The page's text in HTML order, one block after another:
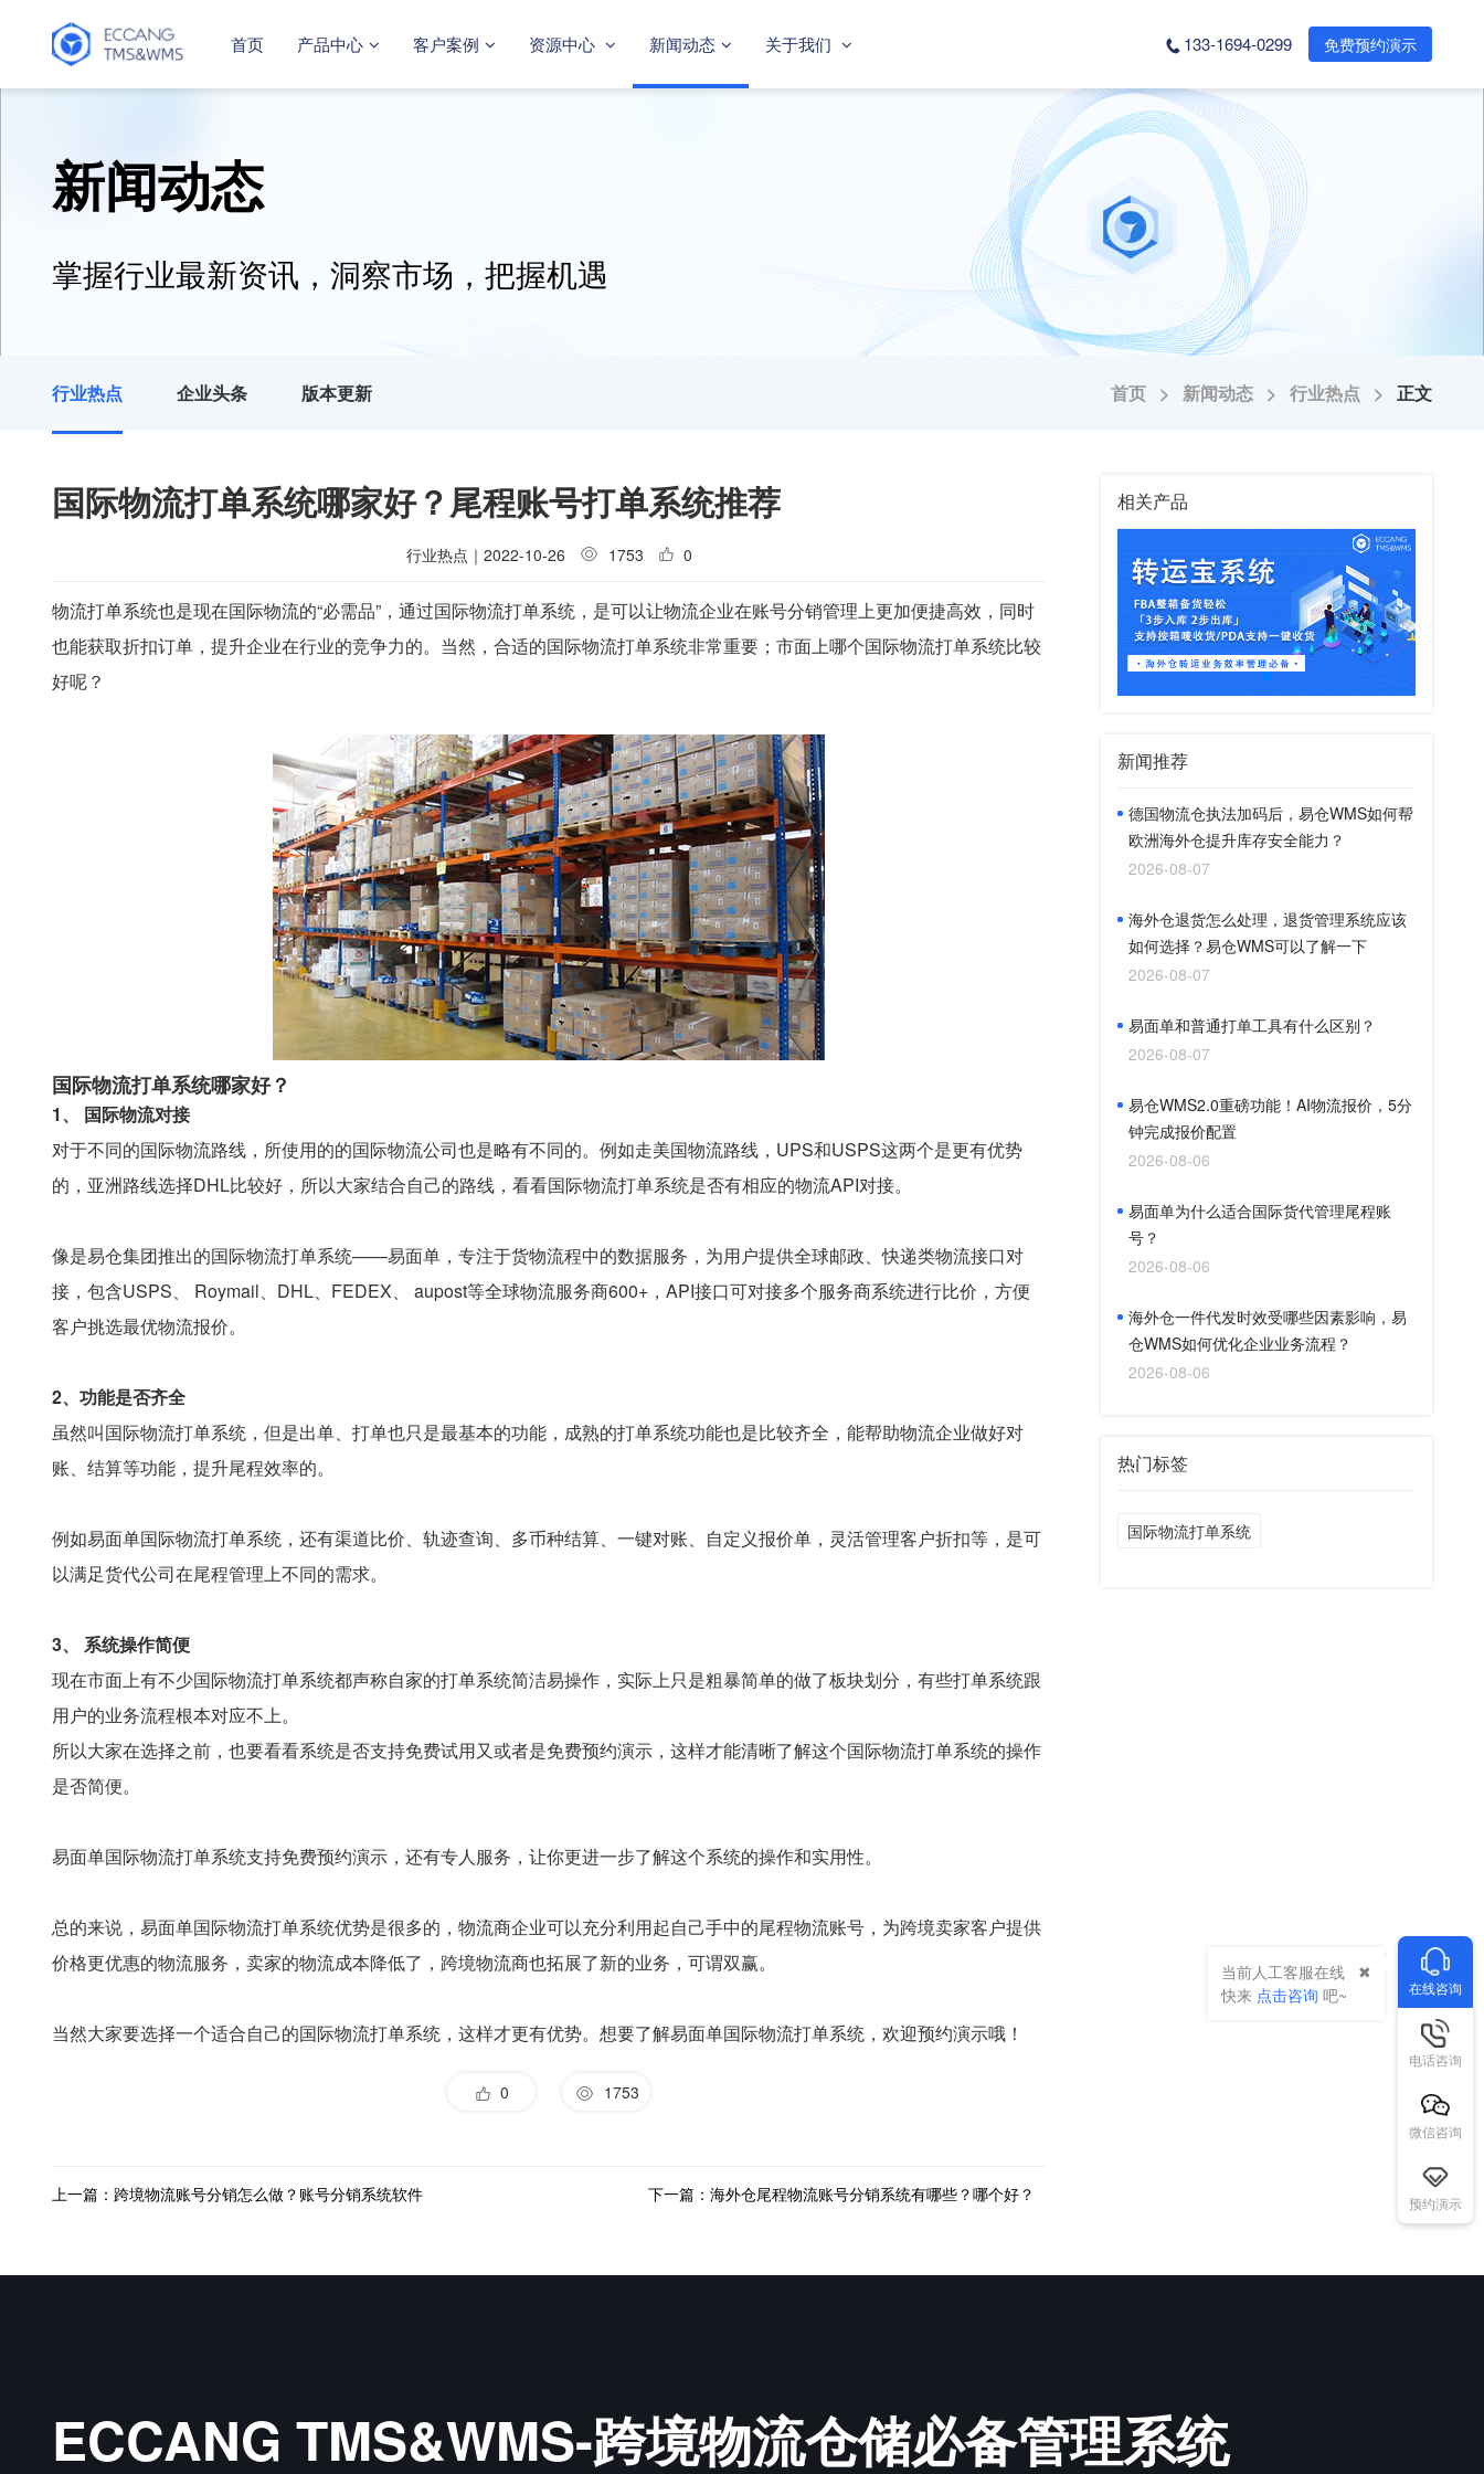
首页 产品中心 客户案例 资源中心 新闻动态 关于我们 133-1694-0299 免费预约演示
新闻动态
掌握行业最新资讯，洞察市场，把握机遇
行业热点 企业头条 版本更新 首页 > 新闻动态 > 行业热点 > 正文
国际物流打单系统哪家好？尾程账号打单系统推荐
行业热点 ｜ 2022-10-26 1753 0
物流打单系统也是现在国际物流的“必需品”，通过国际物流打单系统，是可以让物流企业在账号分销管理上更加便捷高效，同时
也能获取折扣订单，提升企业在行业的竞争力的。当然，合适的国际物流打单系统非常重要；市面上哪个国际物流打单系统比较
好呢？
国际物流打单系统哪家好？
1、 国际物流对接
对于不同的国际物流路线，所使用的的国际物流公司也是略有不同的。例如走美国物流路线，UPS和USPS这两个是更有优势
的，亚洲路线选择DHL比较好，所以大家结合自己的路线，看看国际物流打单系统是否有相应的物流API对接。
像是易仓集团推出的国际物流打单系统——易面单，专注于货物流程中的数据服务，为用户提供全球邮政、快递类物流接口对
接，包含USPS、 Roymail、DHL、FEDEX、 aupost等全球物流服务商600+，API接口可对接多个服务商系统进行比价，方便
客户挑选最优物流报价。
2、功能是否齐全
虽然叫国际物流打单系统，但是出单、打单也只是最基本的功能，成熟的打单系统功能也是比较齐全，能帮助物流企业做好对
账、结算等功能，提升尾程效率的。
例如易面单国际物流打单系统，还有渠道比价、轨迹查询、多币种结算、一键对账、自定义报价单，灵活管理客户折扣等，是可
以满足货代公司在尾程管理上不同的需求。
3、 系统操作简便
现在市面上有不少国际物流打单系统都声称自家的打单系统简洁易操作，实际上只是粗暴简单的做了板块划分，有些打单系统跟
用户的业务流程根本对应不上。
所以大家在选择之前，也要看看系统是否支持免费试用又或者是免费预约演示，这样才能清晰了解这个国际物流打单系统的操作
是否简便。
易面单国际物流打单系统支持免费预约演示，还有专人服务，让你更进一步了解这个系统的操作和实用性。
总的来说，易面单国际物流打单系统优势是很多的，物流商企业可以充分利用起自己手中的尾程物流账号，为跨境卖家客户提供
价格更优惠的物流服务，卖家的物流成本降低了，跨境物流商也拓展了新的业务，可谓双赢。
当然大家要选择一个适合自己的国际物流打单系统，这样才更有优势。想要了解易面单国际物流打单系统，欢迎预约演示哦！
0 1753
上一篇：跨境物流账号分销怎么做？账号分销系统软件 下一篇：海外仓尾程物流账号分销系统有哪些？哪个好？
相关产品
新闻推荐
德国物流仓执法加码后，易仓WMS如何帮
欧洲海外仓提升库存安全能力？
2026-08-07
海外仓退货怎么处理，退货管理系统应该
如何选择？易仓WMS可以了解一下
2026-08-07
易面单和普通打单工具有什么区别？
2026-08-07
易仓WMS2.0重磅功能！AI物流报价，5分
钟完成报价配置
2026-08-06
易面单为什么适合国际货代管理尾程账
号？
2026-08-06
海外仓一件代发时效受哪些因素影响，易
仓WMS如何优化企业业务流程？
2026-08-06
热门标签
国际物流打单系统
ECCANG TMS&WMS-跨境物流仓储必备管理系统
在线咨询
当前人工客服在线
快来 点击咨询 吧~
电话咨询
微信咨询
预约演示